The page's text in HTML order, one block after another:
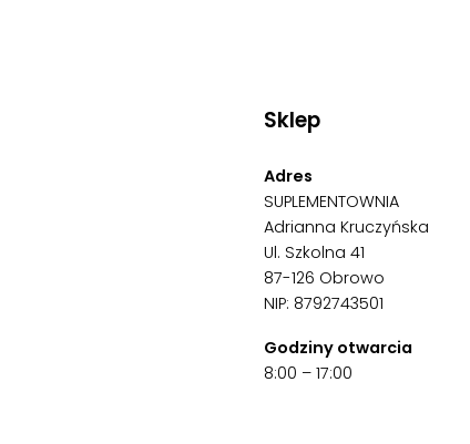
Sklep
Adres
SUPLEMENTOWNIA
Adrianna Kruczyńska
Ul. Szkolna 41
87-126 Obrowo
NIP: 8792743501
Godziny otwarcia
8:00 – 17:00